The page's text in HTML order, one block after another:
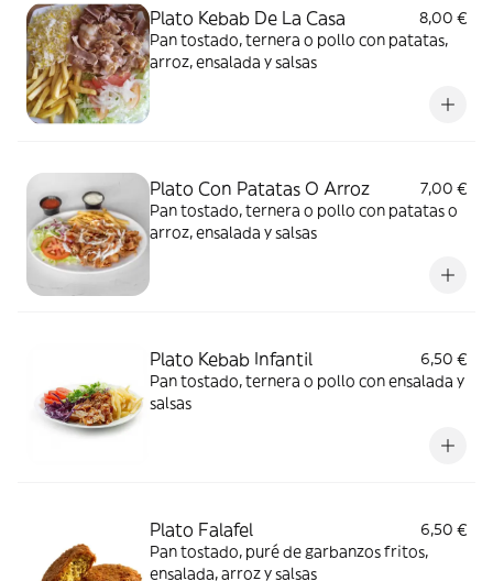
Plato Kebab De La Casa
8,00 €
Pan tostado, ternera o pollo con patatas,
arroz, ensalada y salsas
Plato Con Patatas O Arroz
7,00 €
Pan tostado, ternera o pollo con patatas o
arroz, ensalada y salsas
Plato Kebab Infantil
6,50 €
Pan tostado, ternera o pollo con ensalada y
salsas
Plato Falafel
6,50 €
Pan tostado, puré de garbanzos fritos,
ensalada, arroz y salsas